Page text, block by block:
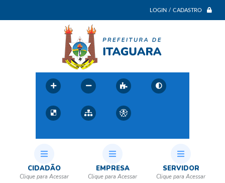
LOGIN / CADASTRO
CIDADÃO EMPRESA SERVIDOR